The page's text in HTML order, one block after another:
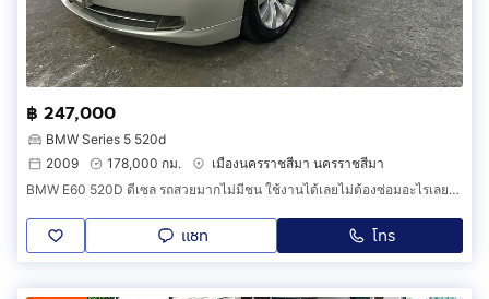
฿ 247,000
BMW Series 5 520d
2009
178,000 กม.
เมืองนครราชสีมา นครราชสีมา
BMW E60 520D ดีเซล รถสวยมากไม่มีชน ใช้งานได้เลยไม่ต้องซ่อมอะไรเลยพร้อมใช้สุดๆ จัด FN ได้ รับเทริ์นรถมือสอง
แชท โทร